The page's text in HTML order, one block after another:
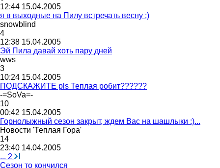
12:44 15.04.2005
я в выходные на Пилу встречать весну :)
snowblind
4
12:38 15.04.2005
Эй Пила давай хоть пару дней
wws
3
10:24 15.04.2005
ПОДСКАЖИТЕ pls Теплая робит??????
-=SoVa=-
10
00:42 15.04.2005
Горнолыжный сезон закрыт, ждем Вас на шашлыки :)...
Новости 'Теплая Гора'
14
23:40 14.04.2005
... 2
Сезон то кончился